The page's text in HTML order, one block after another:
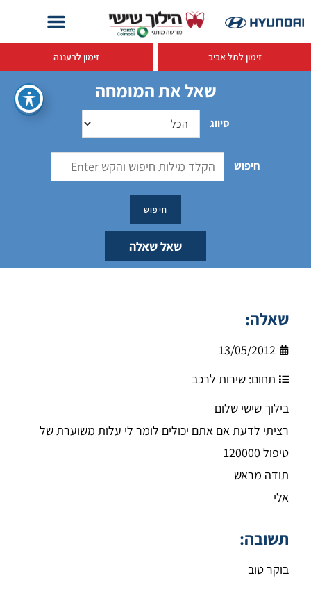
זימון לתל אביב זימון לרעננה
שאל את המומחה
סיווג
חיפוש
שאל שאלה
שאלה:
13/05/2012
תחום: שירות לרכב
בילוך שישי שלום
רציתי לדעת אם אתם יכולים לומר לי עלות משוערת של
טיפול 120000
תודה מראש
אלי
תשובה:
בוקר טוב